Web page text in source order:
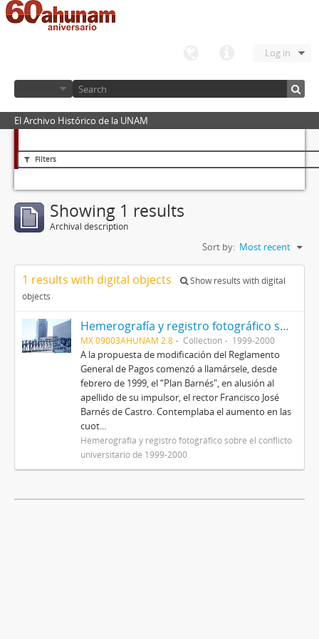
Log in
El Archivo Histórico de la UNAM
Filters
Showing 1 results
Archival description
Sort by: Most recent
1 results with digital objects
Show results with digital
objects
Hemerografía y registro fotográfico sobre el conflicto universitario de 1999-2000
MX 09003AHUNAM 2.8 Collection 1999-2000
A la propuesta de modificación del Reglamento
General de Pagos comenzó a llamársele, desde
febrero de 1999, el “Plan Barnés", en alusión al
apellido de su impulsor, el rector Francisco José
Barnés de Castro. Contemplaba el aumento en las
cuot...
Hemerografía y registro fotográfico sobre el conflicto
universitario de 1999-2000